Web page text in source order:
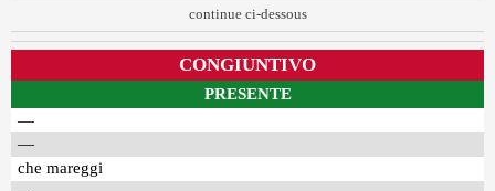
continue ci-dessous
CONGIUNTIVO
PRESENTE
—
—
che mareggi